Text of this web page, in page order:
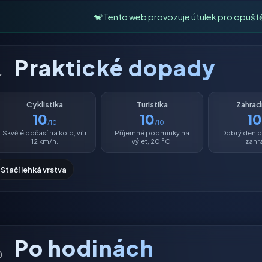
🐒 Tento web provozuje útulek pro
Praktické dopady
Cyklistika
10/10
Skvělé počasí na kolo, vítr
12 km/h.
Turistika
10/10
Příjemné podmínky na
výlet, 20 °C.
10
Dobrý den
Stačí lehká vrstva
Po hodinách